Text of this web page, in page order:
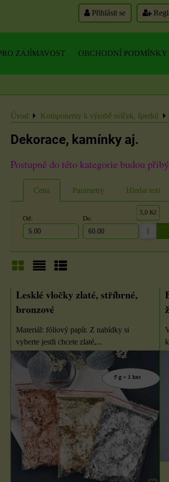
Přihlásit se
ZAJÍMAVOST OBCHODNÍ PODMÍNKY
Úvod Komponenty k výrobě svíček, šperků
Dekorace, kamínky aj.
Postupně do této kategorie budou
Cena Parametry Hledat text
Od: Do:
5,0 Kč
Mřížka
Lesklé vločky zlaté, stříbrné,
bronzové
Materiál: fóliový papír. Z nabídky si
vyberte jestli chcete zlaté,...